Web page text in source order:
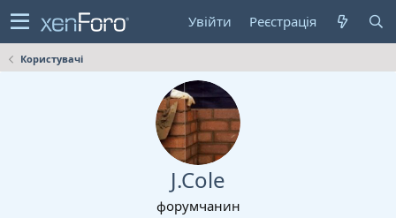
Увійти Реєстрація
Користувачі
J.Cole
форумчанин